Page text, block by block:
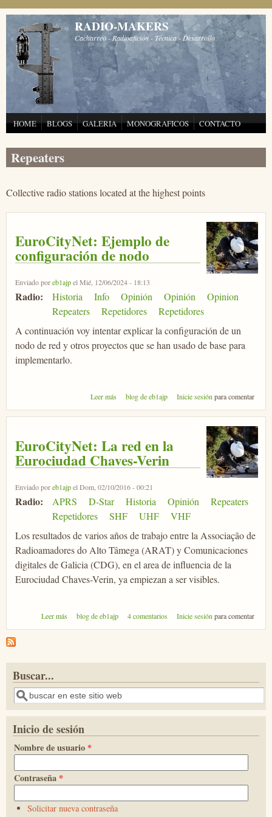
Pasar al contenido principal
RADIO-MAKERS
Cacharreo - Radioafición - Técnica - Desarrollo
HOME BLOGS GALERIA MONOGRAFICOS CONTACTO
Repeaters
Collective radio stations located at the highest points
EuroCityNet: Ejemplo de
configuración de nodo
Enviado poreb1ajpel Mié, 12/06/2024 - 18:13
Radio: Historia Info Opinión Opinión
Opinion
Repeaters
Repetidores
Repetidores
A continuación voy intentar explicar la configuración de un
nodo de red y otros proyectos que se han usado de base para
implementarlo.
Leer más sobre EuroCityNet: Ejemplo de configuración de
blog de eb1ajp Inicie sesiónpara comentar
EuroCityNet: La red en la
Eurociudad Chaves-Verin
Enviado poreb1ajpel Dom, 02/10/2016 - 00:21
Radio: APRS D-Star Historia Opinión
Repeaters
Repetidores
SHF UHF
VHF
Los resultados de varios años de trabajo entre la Associação de
Radioamadores do Alto Tâmega (ARAT) y Comunicaciones
digitales de Galicia (CDG), en el area de influencia de la
Eurociudad Chaves-Verin, ya empiezan a ser visibles.
Leer más sobre EuroCityNet: La red en la Eurociudad Chaves-Verin
blog de eb1ajp 4 comentarios Inicie sesión para comentar
Buscar...
Buscar
Inicio de sesión
Nombre de usuario *
Contraseña *
Solicitar nueva contraseña